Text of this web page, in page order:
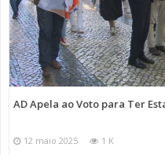
AD Apela ao Voto para Ter
12 maio 2025 1 K